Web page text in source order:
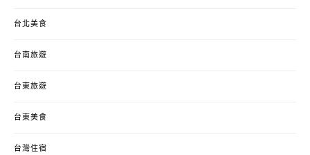
台北美食
台南旅遊
台東旅遊
台東美食
台灣住宿